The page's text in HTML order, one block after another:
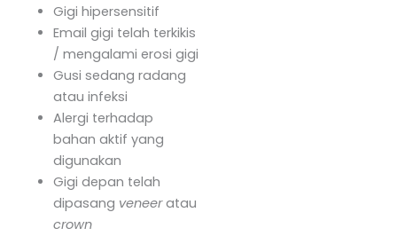
Gigi hipersensitif
Email gigi telah terkikis
/ mengalami erosi gigi
Gusi sedang radang
atau infeksi
Alergi terhadap
bahan aktif yang
digunakan
Gigi depan telah
dipasang veneeratau
crown